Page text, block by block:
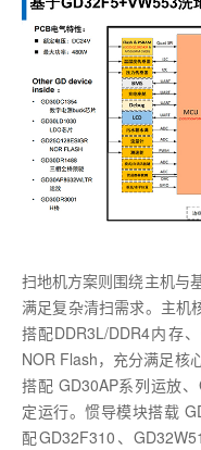
扫地机方案则围绕主机与
满足复杂清扫需求。主机
搭配DDR3L/DDR4内存
NOR Flash，充分满足核
搭配 GD30AP系列运放
定运行。惯导模块搭载
配GD32F310、